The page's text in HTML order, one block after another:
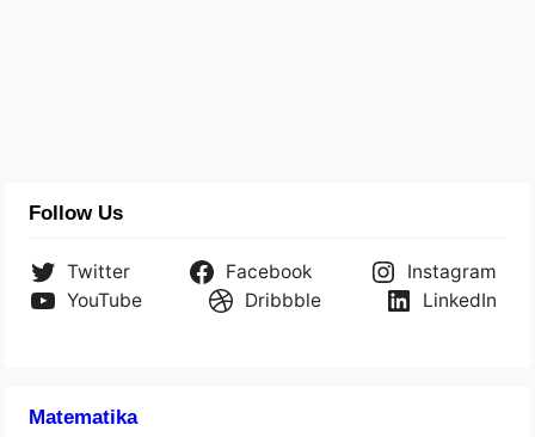
Follow Us
Twitter Facebook
Instagram
YouTube
Dribbble LinkedIn
Matematika